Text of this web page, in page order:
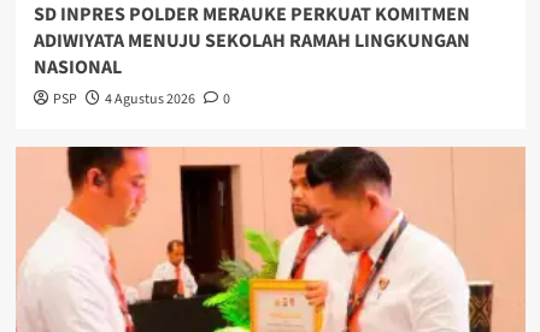
SD INPRES POLDER MERAUKE PERKUAT KOMITMEN
ADIWIYATA MENUJU SEKOLAH RAMAH LINGKUNGAN
NASIONAL
PSP 4 Agustus 2026 0